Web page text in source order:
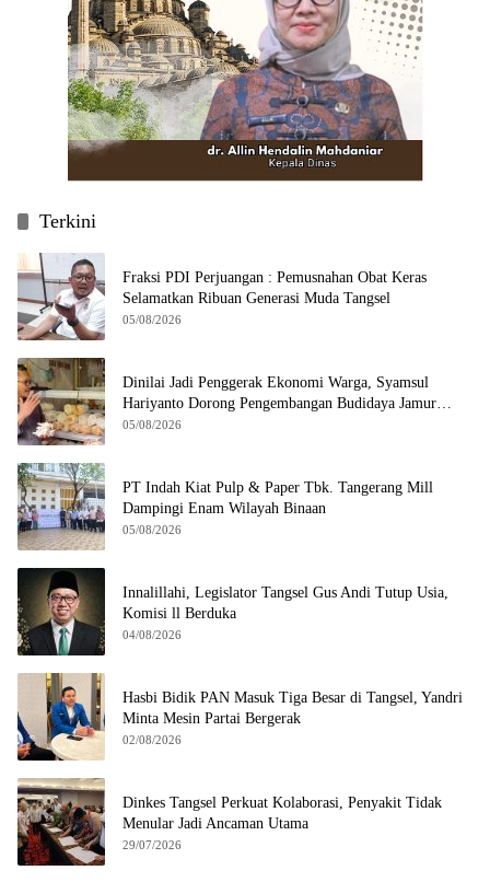
Terkini
Fraksi PDI Perjuangan : Pemusnahan Obat Keras
Selamatkan Ribuan Generasi Muda Tangsel
05/08/2026
Dinilai Jadi Penggerak Ekonomi Warga, Syamsul
Hariyanto Dorong Pengembangan Budidaya Jamur
Crispy di Serpong
05/08/2026
PT Indah Kiat Pulp & Paper Tbk. Tangerang Mill
Dampingi Enam Wilayah Binaan
05/08/2026
Innalillahi, Legislator Tangsel Gus Andi Tutup Usia,
Komisi ll Berduka
04/08/2026
Hasbi Bidik PAN Masuk Tiga Besar di Tangsel, Yandri
Minta Mesin Partai Bergerak
02/08/2026
Dinkes Tangsel Perkuat Kolaborasi, Penyakit Tidak
Menular Jadi Ancaman Utama
29/07/2026